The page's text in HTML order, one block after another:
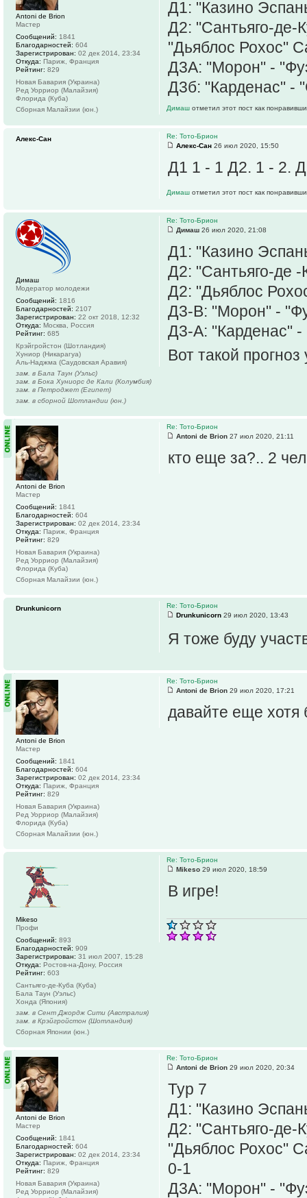
Д1: "Казино
Д2: "Сантьяго-де-
"Дьяблос Рохос"
Д3А: "Морон" -
Д3б: "Карденас" -
Димаш отметил этот пост как
Antoni de Brion
Мастер
Сообщений: 1841
Благодарностей: 604
Зарегистрирован: 02 дек 2014, 23:34
Откуда: Париж, Франция
Рейтинг: 829
Новая Бавария (Украина)
Ред Уорриор (Малайзия)
Флорида (Куба)
Сборная Малайзии (юн.)
Re: Тото-Брион
Алекс-Сан 26 июл 2020, 15:50
Д1 1 - 1 Д2. 1 - 2.
Димаш отметил этот пост как
Алекс-Сан
Re: Тото-Брион
Димаш 26 июл 2020, 21:08
Д1: "Казино
Д2: "Сантьяго-де
Д2: "Дьяблос
Д3-В: "Морон" -
Д3-А: "Карденас"
Вот такой
Димаш
Модератор молодежи
Сообщений: 1816
Благодарностей: 2107
Зарегистрирован: 22 окт 2018, 12:32
Откуда: Москва, Россия
Рейтинг: 685
Крэйгройстон (Шотландия)
Хуниор (Никарагуа)
Аль-Наджма (Саудовская Аравия)
зам. в Бала Таун (Уэльс)
зам. в Бока Хуниорс де Кали (Колумбия)
зам. в Петроджет (Египет)
зам. в сборной Шотландии (юн.)
Re: Тото-Брион
Antoni de Brion 27 июл 2020, 21:11
кто еще за?.. 2
Antoni de Brion
Мастер
Сообщений: 1841
Благодарностей: 604
Зарегистрирован: 02 дек 2014, 23:34
Откуда: Париж, Франция
Рейтинг: 829
Новая Бавария (Украина)
Ред Уорриор (Малайзия)
Флорида (Куба)
Сборная Малайзии (юн.)
Re: Тото-Брион
Drunkunicorn 29 июл 2020, 13:43
Я тоже буду
Drunkunicorn
Re: Тото-Брион
Antoni de Brion 29 июл 2020, 17:21
давайте еще хотя
Antoni de Brion
Мастер
Сообщений: 1841
Благодарностей: 604
Зарегистрирован: 02 дек 2014, 23:34
Откуда: Париж, Франция
Рейтинг: 829
Новая Бавария (Украина)
Ред Уорриор (Малайзия)
Флорида (Куба)
Сборная Малайзии (юн.)
Re: Тото-Брион
Mikeso 29 июл 2020, 18:59
В игре!
Mikeso
Профи
Сообщений: 893
Благодарностей: 909
Зарегистрирован: 31 июл 2007, 15:28
Откуда: Ростов-на-Дону, Россия
Рейтинг: 603
Сантьяго-де-Куба (Куба)
Бала Таун (Уэльс)
Хонда (Япония)
зам. в Сент Джордж Сити (Австралия)
зам. в Крэйгройстон (Шотландия)
Сборная Японии (юн.)
Re: Тото-Брион
Antoni de Brion 29 июл 2020, 20:34
Тур 7
Д1: "Казино
Д2: "Сантьяго-де-
"Дьяблос Рохос"
0-1
Д3А: "Морон" -
Antoni de Brion
Мастер
Сообщений: 1841
Благодарностей: 604
Зарегистрирован: 02 дек 2014, 23:34
Откуда: Париж, Франция
Рейтинг: 829
Новая Бавария (Украина)
Ред Уорриор (Малайзия)